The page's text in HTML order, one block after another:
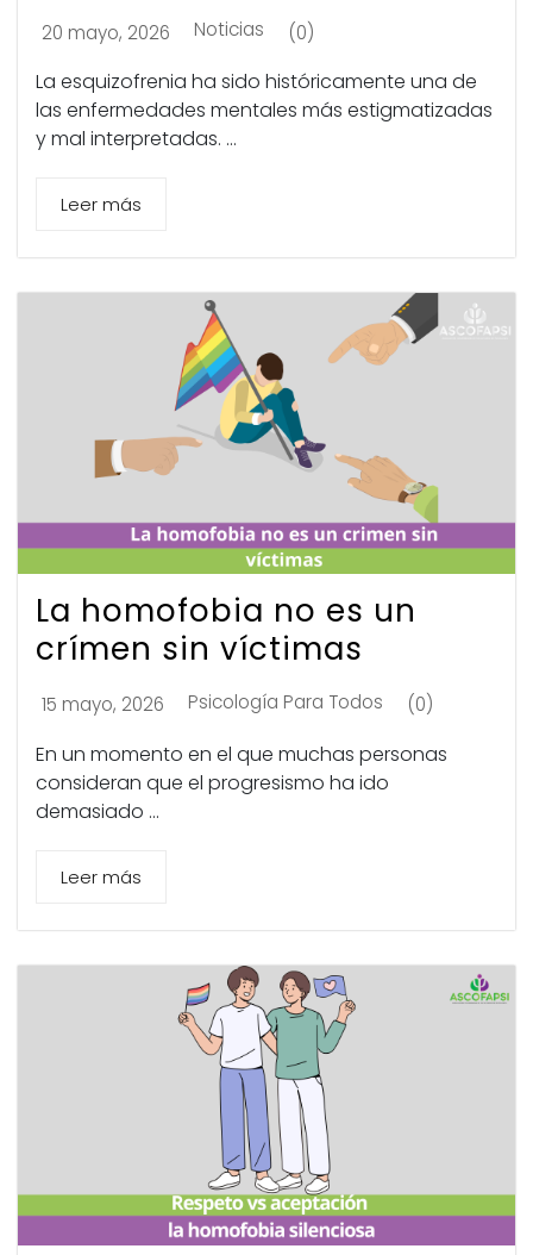
20 mayo, 2026 Noticias (0)
La esquizofrenia ha sido históricamente una de
las enfermedades mentales más estigmatizadas
y mal interpretadas. ...
Leer más
La homofobia no es un
crímen sin víctimas
15 mayo, 2026 Psicología Para Todos (0)
En un momento en el que muchas personas
consideran que el progresismo ha ido
demasiado ...
Leer más